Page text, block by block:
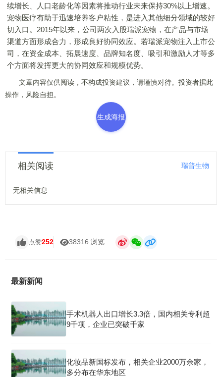
续增长、人口老龄化等因素将推动行业未来保持30%以上增速。
宠物医疗有助于迅速培养客户粘性，是进入其他细分领域的较好
切入口。2015年以来，公司两次入股瑞派宠物，在产品与市场
渠道方面形成合力，形成良好协同效应。若瑞派宠物注入上市公
司，在资金成本、拓展速度、品牌知名度、吸引和激励人才等多
个方面将发挥更大的协同效应和规模优势。
文章内容仅供阅读，不构成投资建议，请谨慎对待。投资者据此
操作，风险自担。
生成海报
相关阅读 瑞普生物
无相关信息
点赞252 38316 浏览
最新新闻
手术机器人出口增长3.3倍，国内相关专利超
9千项，企业已突破千家
化妆品新国标发布，相关企业2000万余家，
多分布在华东地区